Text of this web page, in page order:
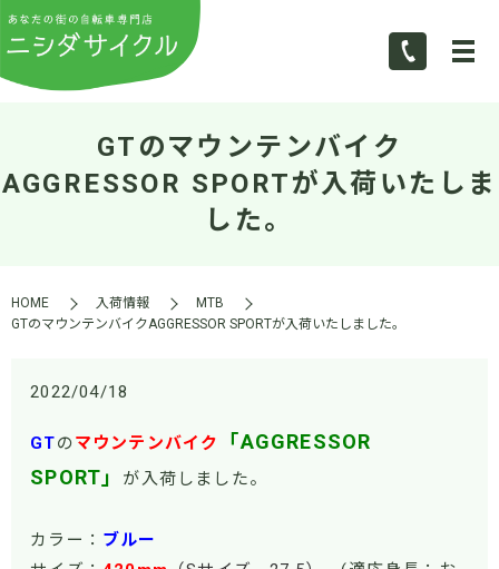
GTのマウンテンバイク
AGGRESSOR SPORTが入荷いたしま
した。
HOME 入荷情報
MTB
GTのマウンテンバイクAGGRESSOR SPORTが入荷いたしました。
2022/04/18
GTの マウンテンバイク
「AGGRESSOR
SPORT」
が入荷しました。
カラー： ブルー